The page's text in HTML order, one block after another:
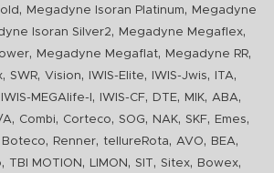
, Megadyne Isoran Platinum,
Megadyne
Isoran Silver2, Megadyne Megaflex,
, Megadyne Megaflat, Megadyne RR,
, SWR, Vision, IWIS-Elite, IWIS-Jwis, ITA,
IWIS-MEGAlife-I , IWIS-CF, DTE, MIK, ABA,
A, Combi, Corteco, SOG, NAK, SKF, Emes,
Boteco, Renner, tellureRota, AVO, BEA,
, TBI MOTION , LIMON , SIT, Sitex, Bowex,